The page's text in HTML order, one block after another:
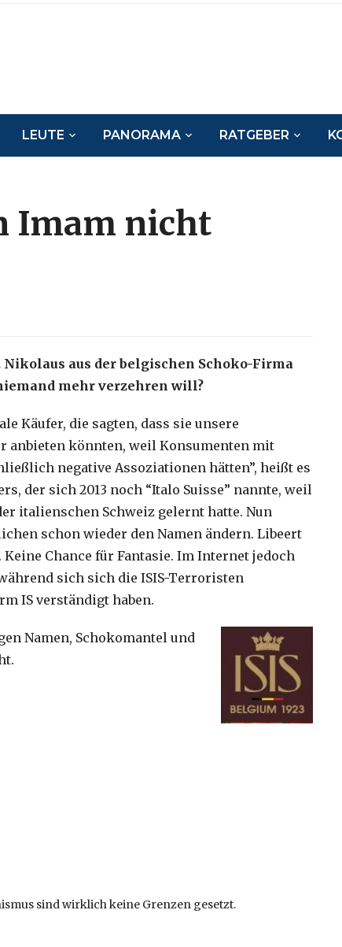
LEUTE PANORAMA RATGEBER
Imam nicht
Nikolaus aus der belgischen Schoko-Firma
mehr verzehren will?
Käufer, die sagten, dass sie unsere
anbieten könnten, weil Konsumenten mit
negative Assoziationen hätten”, heißt es
der sich 2013 noch “Italo Suisse” nannte, weil
italienschen Schweiz gelernt hatte. Nun
schon wieder den Namen ändern. Libeert
Chance für Fantasie. Im Internet jedoch
sich sich die ISIS-Terroristen
IS verständigt haben.
Namen, Schokomantel und
sind wirklich keine Grenzen gesetzt.